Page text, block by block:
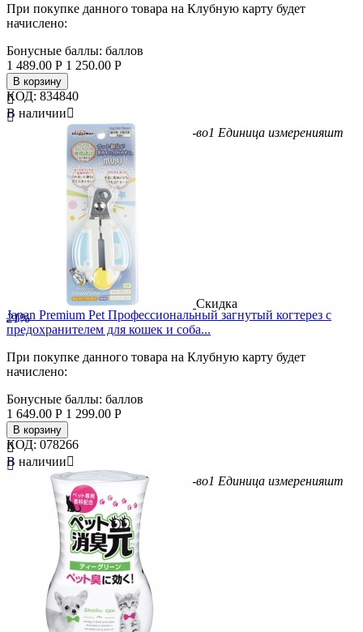
При покупке данного товара на Клубную карту будет
начислено:
Бонусные баллы: баллов
1 489.00 Р 1 250.00 Р
В корзину


Premium Pet Вес/Объем/Кол-во1 Единица измеренияшт
КОД: 834840
В наличии
Скидка
21%
Japan Premium Pet Профессиональный загнутый когтерез с
предохранителем для кошек и соба...
При покупке данного товара на Клубную карту будет
начислено:
Бонусные баллы: баллов
1 649.00 Р 1 299.00 Р
В корзину


Premium Pet Вес/Объем/Кол-во1 Единица измеренияшт
КОД: 078266
В наличии